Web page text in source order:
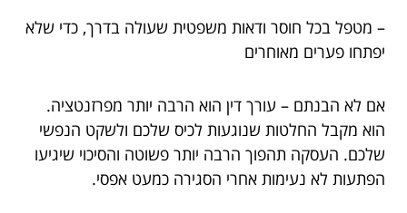
– מטפל בכל חוסר ודאות משפטית שעולה בדרך, כדי שלא
יפתחו פערים מאוחרים
אם לא הבנתם – עורך דין הוא הרבה יותר מפרזנטציה.
הוא מקבל החלטות שנוגעות לכיס שלכם ולשקט הנפשי
שלכם. העסקה תהפוך הרבה יותר פשוטה והסיכוי שיגיעו
הפתעות לא נעימות אחרי הסגירה כמעט אפסי.